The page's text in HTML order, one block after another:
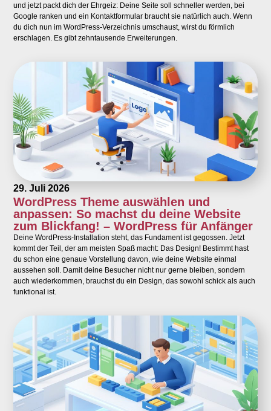
und jetzt packt dich der Ehrgeiz: Deine Seite soll schneller werden, bei
Google ranken und ein Kontaktformular braucht sie natürlich auch. Wenn
du dich nun im WordPress-Verzeichnis umschaust, wirst du förmlich
erschlagen. Es gibt zehntausende Erweiterungen.
29. Juli 2026
WordPress Theme auswählen und
anpassen: So machst du deine Website
zum Blickfang! – WordPress für Anfänger
Deine WordPress-Installation steht, das Fundament ist gegossen. Jetzt
kommt der Teil, der am meisten Spaß macht: Das Design! Bestimmt hast
du schon eine genaue Vorstellung davon, wie deine Website einmal
aussehen soll. Damit deine Besucher nicht nur gerne bleiben, sondern
auch wiederkommen, brauchst du ein Design, das sowohl schick als auch
funktional ist.